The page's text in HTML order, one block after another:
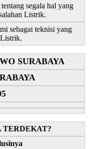
segala hal yang
Listrik.
sebagai teknisi yang
SURABAYA
TERDEKAT?